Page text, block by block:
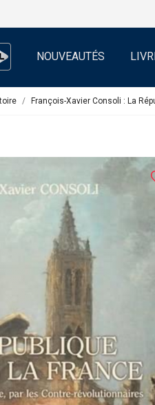
NOUVEAUTÉS
François-Xavier Consoli : La